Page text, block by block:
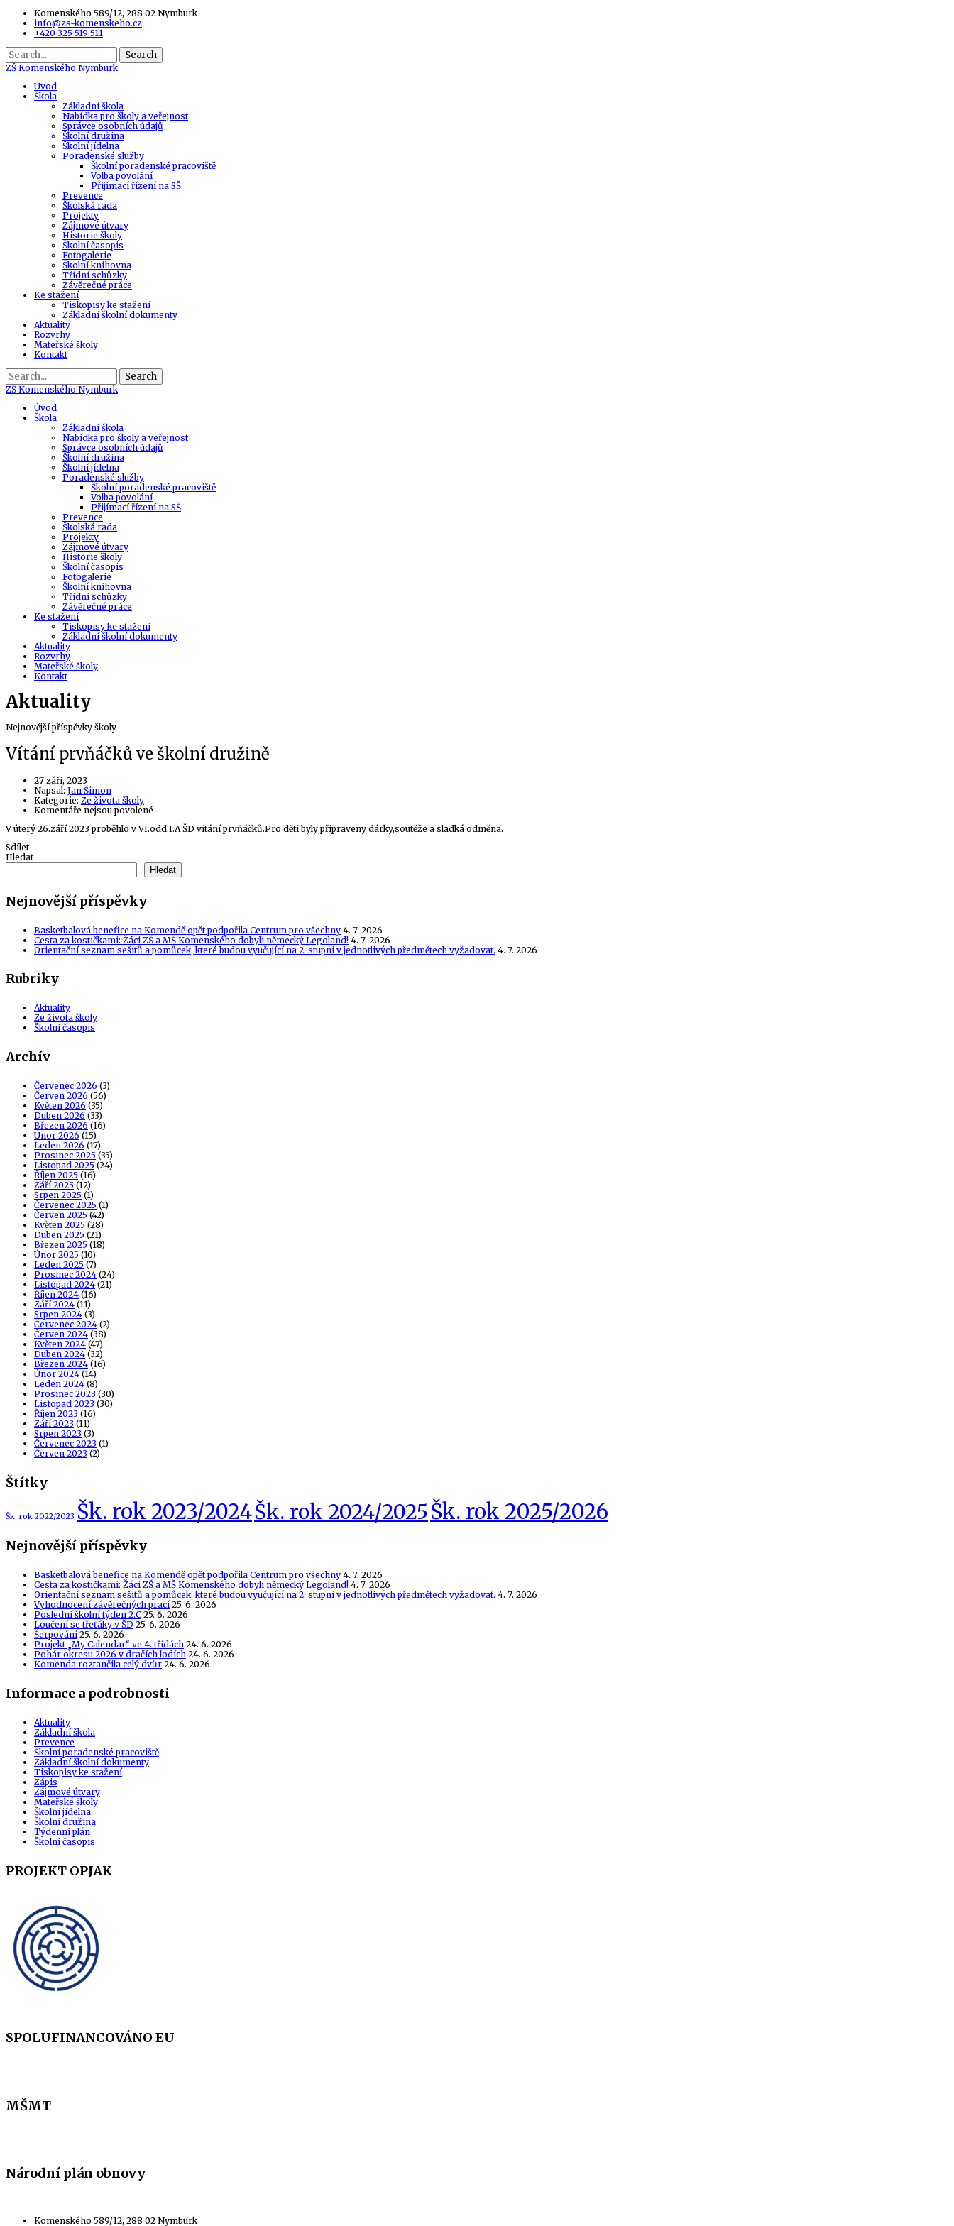
Komenského 589/12, 288 02 Nymburk
info@zs-komenskeho.cz
+420 325 519 511
Search
ZŠ Komenského Nymburk
Úvod
Škola
Základní škola
Nabídka pro školy a veřejnost
Správce osobních údajů
Školní družina
Školní jídelna
Poradenské služby
Školní poradenské pracoviště
Volba povolání
Přijímací řízení na SŠ
Prevence
Školská rada
Projekty
Zájmové útvary
Historie školy
Školní časopis
Fotogalerie
Školní knihovna
Třídní schůzky
Závěrečné práce
Ke stažení
Tiskopisy ke stažení
Základní školní dokumenty
Aktuality
Rozvrhy
Mateřské školy
Kontakt
Search
ZŠ Komenského Nymburk
Úvod
Škola
Základní škola
Nabídka pro školy a veřejnost
Správce osobních údajů
Školní družina
Školní jídelna
Poradenské služby
Školní poradenské pracoviště
Volba povolání
Přijímací řízení na SŠ
Prevence
Školská rada
Projekty
Zájmové útvary
Historie školy
Školní časopis
Fotogalerie
Školní knihovna
Třídní schůzky
Závěrečné práce
Ke stažení
Tiskopisy ke stažení
Základní školní dokumenty
Aktuality
Rozvrhy
Mateřské školy
Kontakt
Aktuality
Nejnovější příspěvky školy
Vítání prvňáčků ve školní družině
27 září, 2023
Napsal: Author
Jan Šimon
Kategorie: Ze života školy
Komentáře nejsou povolené
s
ve
školní
V úterý 26.září 2023 proběhlo v VI.odd.I.A ŠD vítání prvňáčků.Pro děti byly připraveny dárky,soutěže a sladká odměna.
Sdílet
Hledat
Hledat
Nejnovější příspěvky
Basketbalová benefice na Komendě opět podpořila Centrum pro všechny 4. 7. 2026
Cesta za kostičkami: Žáci ZŠ a MŠ Komenského dobyli německý Legoland! 4. 7. 2026
Orientační seznam sešitů a pomůcek, které budou vyučující na 2. stupni v jednotlivých předmětech vyžadovat. 4. 7. 2026
Rubriky
Aktuality
Ze života školy
Školní časopis
Archív
Červenec 2026 (3)
Červen 2026 (56)
Květen 2026 (35)
Duben 2026 (33)
Březen 2026 (16)
Únor 2026 (15)
Leden 2026 (17)
Prosinec 2025 (35)
Listopad 2025 (24)
Říjen 2025 (16)
Září 2025 (12)
Srpen 2025 (1)
Červenec 2025 (1)
Červen 2025 (42)
Květen 2025 (28)
Duben 2025 (21)
Březen 2025 (18)
Únor 2025 (10)
Leden 2025 (7)
Prosinec 2024 (24)
Listopad 2024 (21)
Říjen 2024 (16)
Září 2024 (11)
Srpen 2024 (3)
Červenec 2024 (2)
Červen 2024 (38)
Květen 2024 (47)
Duben 2024 (32)
Březen 2024 (16)
Únor 2024 (14)
Leden 2024 (8)
Prosinec 2023 (30)
Listopad 2023 (30)
Říjen 2023 (16)
Září 2023 (11)
Srpen 2023 (3)
Červenec 2023 (1)
Červen 2023 (2)
Štítky
Šk. rok 2022/2023 Šk. rok 2023/2024Šk. rok 2024/2025Šk. rok 2025/2026
Nejnovější příspěvky
Basketbalová benefice na Komendě opět podpořila Centrum pro všechny 4. 7. 2026
Cesta za kostičkami: Žáci ZŠ a MŠ Komenského dobyli německý Legoland! 4. 7. 2026
Orientační seznam sešitů a pomůcek, které budou vyučující na 2. stupni v jednotlivých předmětech vyžadovat. 4. 7. 2026
Vyhodnocení závěrečných prací 25. 6. 2026
Poslední školní týden 2.C 25. 6. 2026
Loučení se třeťáky v ŠD 25. 6. 2026
Šerpování 25. 6. 2026
Projekt „My Calendar“ ve 4. třídách 24. 6. 2026
Pohár okresu 2026 v dračích lodích 24. 6. 2026
Komenda roztančila celý dvůr 24. 6. 2026
Informace a podrobnosti
Aktuality
Základní škola
Prevence
Školní poradenské pracoviště
Základní školní dokumenty
Tiskopisy ke stažení
Zápis
Zájmové útvary
Mateřské školy
Školní jídelna
Školní družina
Týdenní plán
Školní časopis
PROJEKT OPJAK
SPOLUFINANCOVÁNO EU
MŠMT
Národní plán obnovy
Komenského 589/12, 288 02 Nymburk